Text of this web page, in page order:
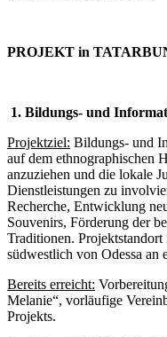
PROJEKT in
1. Bildungs- und
Projektziel: Bildungs- und
auf dem ethnographischen
anzuziehen und die lokale
Dienstleistungen zu
Recherche, Entwicklung
Souvenirs, Förderung der
Traditionen.
südwestlich von Odessa an
Bereits erreicht:
Melanie“, vorläufige
Projekts.